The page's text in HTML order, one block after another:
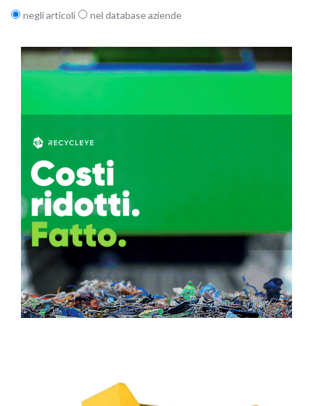
negli articoli nel database aziende